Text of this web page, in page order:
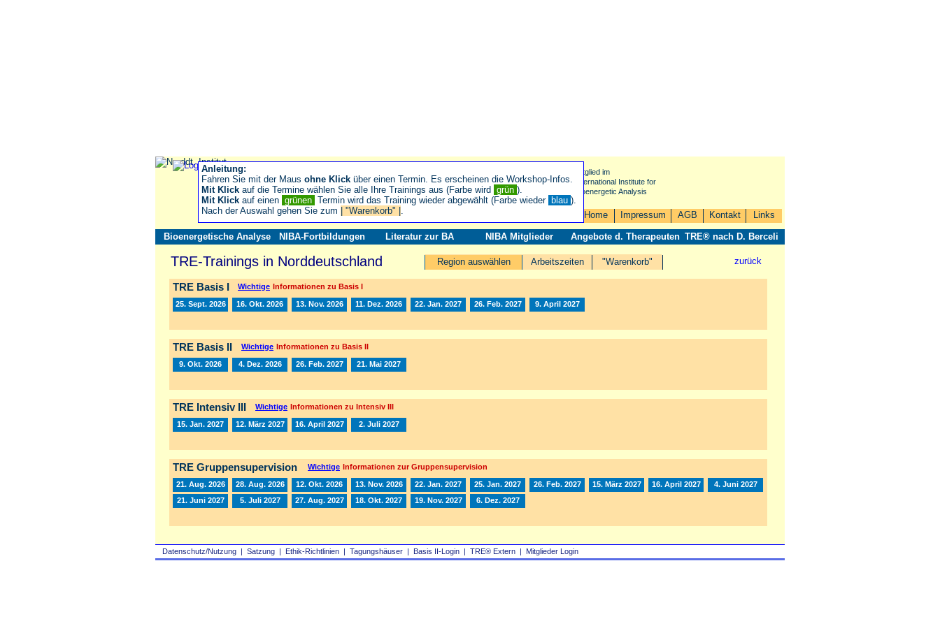
Datenschutz/Nutzung | Satzung | Ethik-Richtlinien | Tagungshäuser | Basis II‑Login | TRE® Extern | Mitglieder Login
Mitglied im
International Institute for
Bioenergetic Analysis
Home Impressum AGB Kontakt Links
Bioenergetische Analyse NIBA-Fortbildungen Literatur zur BA NIBA Mitglieder Angebote d. Therapeuten TRE® nach D. Berceli
zurück
Arbeitszeiten "Warenkorb"
TRE-Trainings in Norddeutschland Region auswählen
TRE Basis I Wichtige Informationen zu Basis I
25. Sept. 2026 16. Okt. 2026 13. Nov. 2026 11. Dez. 2026 22. Jan. 2027 26. Feb. 2027 9. April 2027
TRE Basis II Wichtige Informationen zu Basis II
9. Okt. 2026 4. Dez. 2026 26. Feb. 2027 21. Mai 2027
TRE Intensiv III Wichtige Informationen zu Intensiv III
15. Jan. 2027 12. März 2027 16. April 2027 2. Juli 2027
TRE Gruppensupervision Wichtige Informationen zur Gruppensupervision
21. Aug. 2026 28. Aug. 2026 12. Okt. 2026 13. Nov. 2026 22. Jan. 2027 25. Jan. 2027 26. Feb. 2027 15. März 2027 16. April 2027
4. Juni 2027
21. Juni 2027
5. Juli 2027 27. Aug. 2027 18. Okt. 2027 19. Nov. 2027 6. Dez. 2027
Anleitung:
Fahren Sie mit der Maus ohne Klick über einen Termin. Es erscheinen die Workshop-Infos.
Mit Klick auf die Termine wählen Sie alle Ihre Trainings aus (Farbe wird grün ).
Mit Klick auf einen grünen Termin wird das Training wieder abgewählt (Farbe wieder blau ).
Nach der Auswahl gehen Sie zum
| "Warenkorb" | .